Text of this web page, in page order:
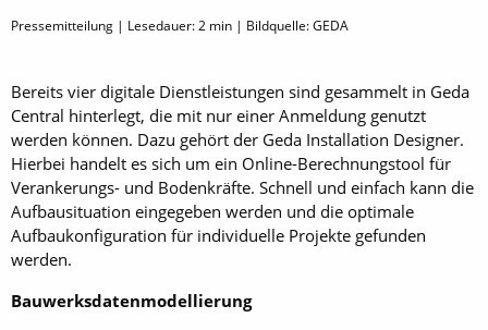
Pressemitteilung | Lesedauer:2 min | Bildquelle: GEDA
Bereits vier digitale Dienstleistungen sind gesammelt in Geda
Central hinterlegt, die mit nur einer Anmeldung genutzt
werden können. Dazu gehört der Geda Installation Designer.
Hierbei handelt es sich um ein Online-Berechnungstool für
Verankerungs- und Bodenkräfte. Schnell und einfach kann die
Aufbausituation eingegeben werden und die optimale
Aufbaukonfiguration für individuelle Projekte gefunden
werden.
Bauwerksdatenmodellierung